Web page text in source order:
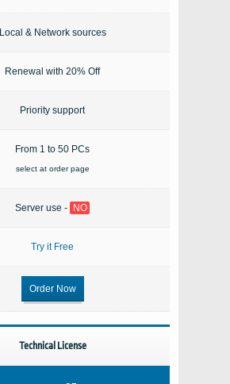
Local & Network sources
Renewal with 20% Off
Priority support
From 1 to 50 PCs
select at order page
Server use - NO
Try it Free
Order Now
Technical License